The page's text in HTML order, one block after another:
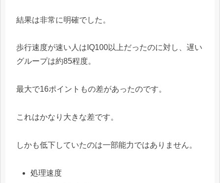
結果は非常に明確でした。
歩行速度が速い人はIQ100以上だったのに対し、遅い
グループは約85程度。
最大で16ポイントもの差があったのです。
これはかなり大きな差です。
しかも低下していたのは一部能力ではありません。
処理速度